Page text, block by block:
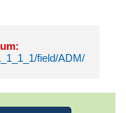
field/ADM/